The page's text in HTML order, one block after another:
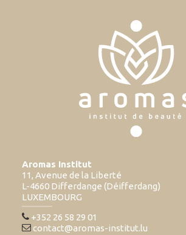
Aromas Institut
11, Avenue de la Liberté
L-4660 Differdange (Déifferdang)
LUXEMBOURG
+352 26 58 29 01
contact@aromas-institut.lu